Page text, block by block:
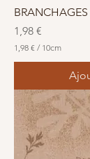
BRANCHAGES
Prix
1,98 €
1,98 € / 10cm
8